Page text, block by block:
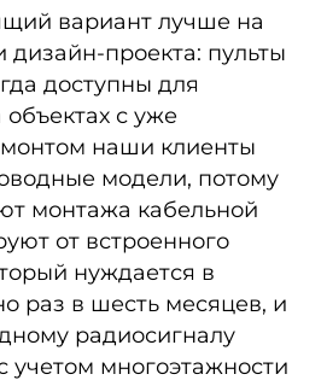
вариант лучше на
дизайн-проекта: пульты
доступны для
с уже
наши клиенты
модели, потому
монтажа кабельной
от встроенного
нуждается в
раз в шесть месяцев, и
радиосигналу
учетом многоэтажности